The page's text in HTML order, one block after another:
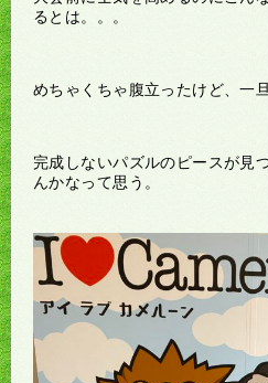
るとは。。。
めちゃくちゃ腹立ったけど、一
完成しないパズルのピースが見
んかなって思う。